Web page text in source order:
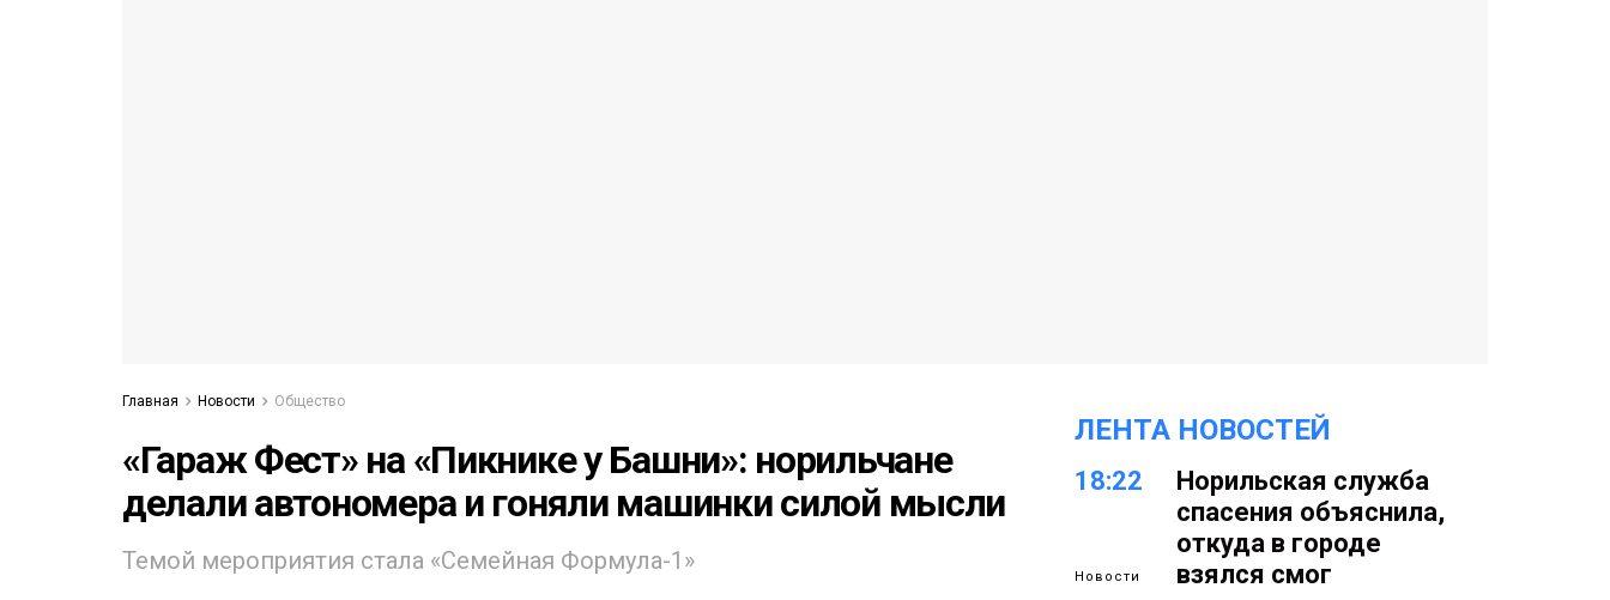
Главная Новости Общество
«Гараж Фест» на «Пикнике у Башни»: норильчане
делали автономера и гоняли машинки силой мысли
Темой мероприятия стала «Семейная Формула-1»
ЛЕНТА НОВОСТЕЙ
18:22
Новости
Норильская служба
спасения объяснила,
откуда в городе
взялся смог